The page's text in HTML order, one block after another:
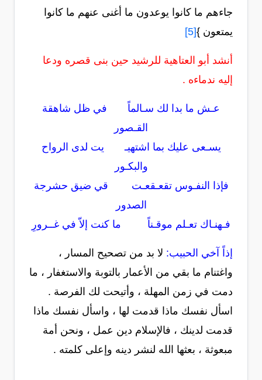
جاءهم ما كانوا يوعدون ما أغنى عنهم ما كانوا
يمتعون }[5]
أنشد أبو العتاهية للرشيد حين بنى قصره ودعا
إليه ندماءه .
عـش ما بدا لك سـالماً في ظل شاهقة
القـصور
يسـعى عليك بما اشتهيـ يت لدى الرواح
والبكـور
فإذا النفـوس تقعـقعـت قي ضيق حشرجة
الصدور
فـهنـاك تعـلم موقـناً ما كنت إلاّ في غــرورِ
إذاً آخي الحبيب: لا بد من تصحيح المسار ،
واغتنام ما بقي من الأعمار بالتوبة والاستغفار ، ما
دمت في زمن المهلة ، وأتيحت لك الفرصة .
اسأل نفسك ماذا قدمت لها ، واسأل نفسك ماذا
قدمت لدينك ، فالإسلام دين عمل ، ونحن أمة
مبعوثة ، بعثها الله لنشر دينه وإعلى كلمته .